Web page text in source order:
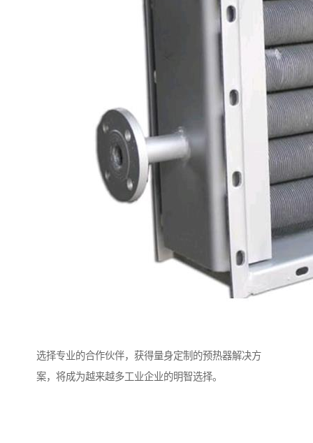
选择专业的合作伙伴，获得量身定制的预热器解决方
案，将成为越来越多工业企业的明智选择。